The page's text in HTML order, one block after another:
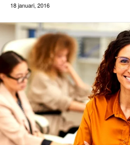
18 januari, 2016